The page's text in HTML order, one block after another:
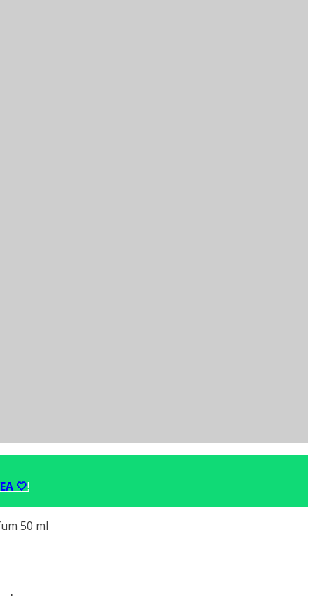
🤍!
50 ml